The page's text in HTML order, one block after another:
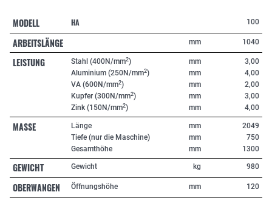
MODELL HA 100
ARBEITSLÄNGE mm 1040
LEISTUNG Stahl (400N/mm2)
Aluminium (250N/mm2)
VA (600N/mm2)
Kupfer (300N/mm2)
Zink (150N/mm2)
mm
mm
mm
mm
mm
3,00
4,00
2,00
3,00
4,00
MASSE
Länge
Tiefe (nur die Maschine)
Gesamthöhe
mm
mm
mm
2049
750
1300
GEWICHT Gewicht kg 980
OBERWANGEN Öffnungshöhe mm 120